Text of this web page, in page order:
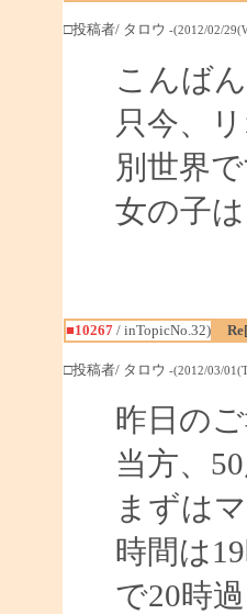
□投稿者/ タロウ -(2012/02/
こんばん
只今、
別世界で
女の子
■10267/ inTopicNo.32)
□投稿者/ タロウ -(2012/03/
昨日の
当方、
まずは
時間は
で20時